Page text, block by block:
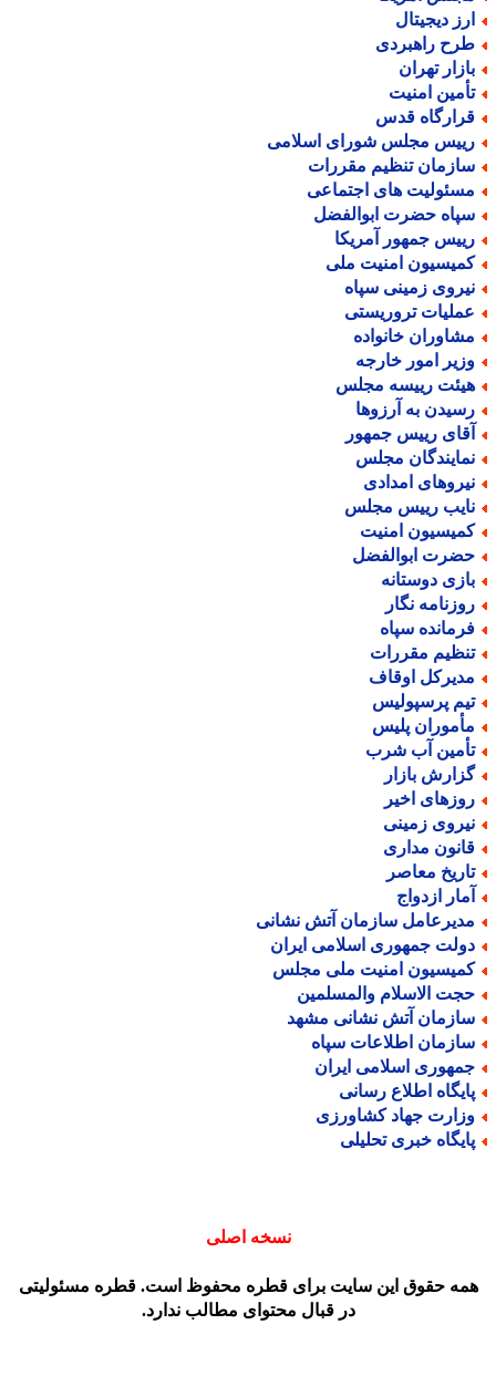
دیجیتال
راهبردی
تهران
امنیت
قدس
مجلس شورای اسلامی
تنظیم مقررات
های اجتماعی
حضرت ابوالفضل
جمهور آمریکا
امنیت ملی
زمینی سپاه
تروریستی
خانواده
امور خارجه
رییسه مجلس
به آرزوها
رییس جمهور
مجلس
امدادی
رییس مجلس
امنیت
ابوالفضل
دوستانه
نگار
سپاه
مقررات
اوقاف
پرسپولیس
پلیس
آب شرب
بازار
اخیر
زمینی
مداری
معاصر
ازدواج
سازمان آتش نشانی
جمهوری اسلامی ایران
امنیت ملی مجلس
الاسلام والمسلمین
آتش نشانی مشهد
اطلاعات سپاه
اسلامی ایران
اطلاع رسانی
جهاد کشاورزی
خبری تحلیلی
نسخه اصلی
حقوق این سایت برای قطره محفوظ است. قطره مسئولیتی
در قبال محتوای مطالب ندارد.